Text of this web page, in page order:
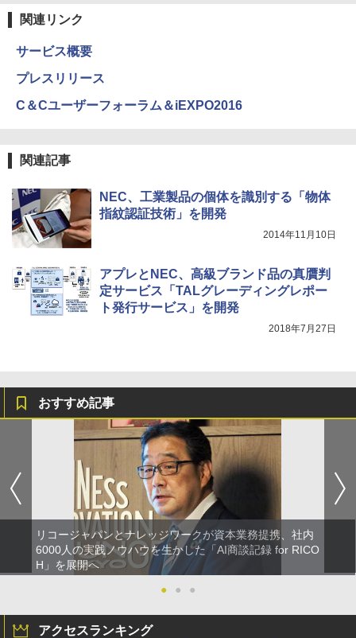
関連リンク
サービス概要
プレスリリース
C＆Cユーザーフォーラム＆iEXPO2016
関連記事
NEC、工業製品の個体を識別する「物体
指紋認証技術」を開発
2014年11月10日
アプレとNEC、高級ブランド品の真贋判
定サービス「TALグレーディングレポー
ト発行サービス」を開発
2018年7月27日
おすすめ記事
リコージャパンとナレッジワークが資本業務提携、社内
6000人の実践ノウハウを生かした「AI商談記録 for RICO
H」を展開へ
●
● ●
アクセスランキング